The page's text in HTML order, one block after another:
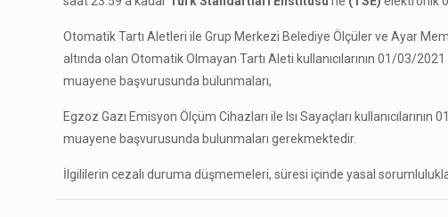
Otomatik Tartı Aletleri ile Grup Merkezi Belediye Ölçüler ve Ayar
altında olan Otomatik Olmayan Tartı Aleti kullanıcılarının 01/03/
muayene başvurusunda bulunmaları,
Egzoz Gazı Emisyon Ölçüm Cihazları ile Isı Sayaçları
muayene başvurusunda bulunmaları gerekmektedir.
İlgililerin cezalı duruma düşmemeleri, süresi içinde yasal